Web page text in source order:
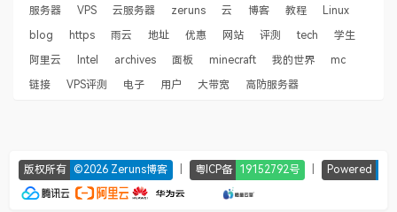
服务器 VPS 云服务器 zeruns 云 博客 教程
Linux
blog
https 雨云 地址 优惠 网站 评测 tech
学生
阿里云
Intel archives 面板 minecraft 我的世界
mc
链接
VPS评测 电子 用户 大带宽 高防服务器
版权所有 ©2026 Zeruns博客 粤ICP备 19152792号 Powered